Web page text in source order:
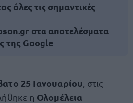
όλες τις σημαντικές
στα αποτελέσματα
της Google
25 Ιανουαρίου , στις
η Ολομέλεια